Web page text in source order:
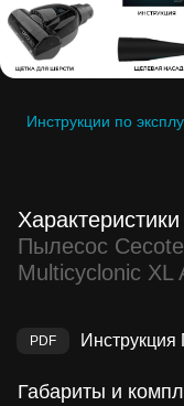
Инструкции по
Характеристики
Пылесос
Multicyclonic XL
Габариты и